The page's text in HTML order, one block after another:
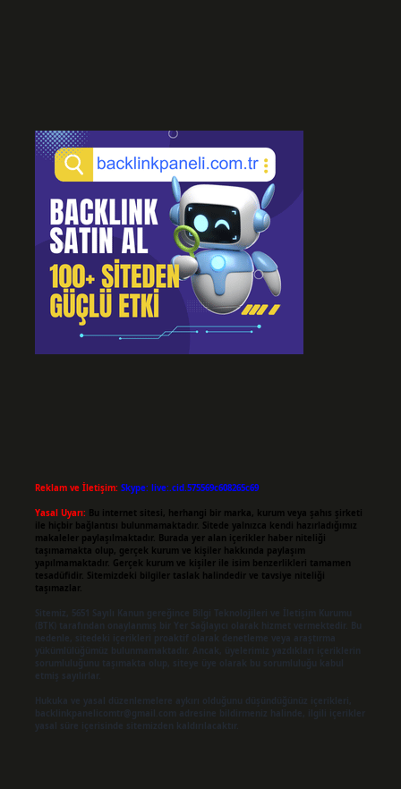
Reklam ve İletişim: Skype: live:.cid.575569c608265c69
Yasal Uyarı: Bu internet sitesi, herhangi bir marka, kurum veya şahıs şirketi
ile hiçbir bağlantısı bulunmamaktadır. Sitede yalnızca kendi hazırladığımız
makaleler paylaşılmaktadır. Burada yer alan içerikler haber niteliği
taşımamakta olup, gerçek kurum ve kişiler hakkında paylaşım
yapılmamaktadır. Gerçek kurum ve kişiler ile isim benzerlikleri tamamen
tesadüfidir. Sitemizdeki bilgiler taslak halindedir ve tavsiye niteliği
taşımazlar.
Sitemiz, 5651 Sayılı Kanun gereğince Bilgi Teknolojileri ve İletişim Kurumu
(BTK) tarafından onaylanmış bir Yer Sağlayıcı olarak hizmet vermektedir. Bu
nedenle, sitedeki içerikleri proaktif olarak denetleme veya araştırma
yükümlülüğümüz bulunmamaktadır. Ancak, üyelerimiz yazdıkları içeriklerin
sorumluluğunu taşımakta olup, siteye üye olarak bu sorumluluğu kabul
etmiş sayılırlar.
Hukuka ve yasal düzenlemelere aykırı olduğunu düşündüğünüz içerikleri,
backlinkpanelicomtr@gmail.com
adresine bildirmeniz halinde, ilgili içerikler
yasal süre içerisinde sitemizden kaldırılacaktır.